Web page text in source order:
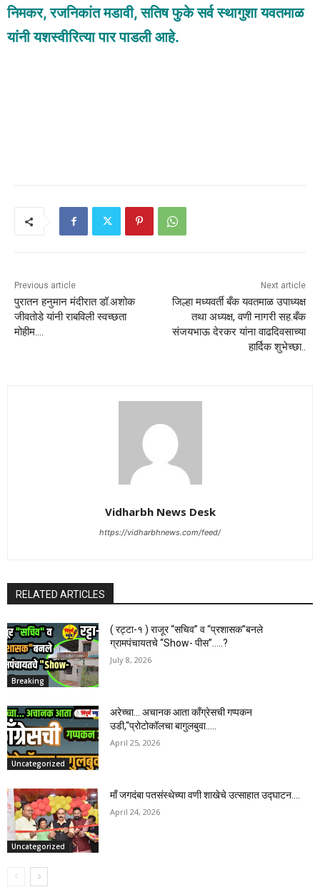
निमकर, रजनिकांत मडावी, सतिष फुके सर्व स्थागुशा यवतमाळ
यांनी यशस्वीरित्या पार पाडली आहे.
Previous article
पुरातन हनुमान मंदीरात डॉ.अशोक
जीवतोडे यांनी राबविली स्वच्छता
मोहीम….
Next article
जिल्हा मध्यवर्ती बँक यवतमाळ उपाध्यक्ष
तथा अध्यक्ष, वणी नागरी सह.बँक
संजयभाऊ देरकर यांना वाढदिवसाच्या
हार्दिक शुभेच्छा..
Vidharbh News Desk
https://vidharbhnews.com/feed/
RELATED ARTICLES
Breaking
( रट्टा-१ ) राजूर “सचिव” व “प्रशासक”बनले
ग्रामपंचायतचे “Show- पीस”…..?
July 8, 2026
Uncategorized
अरेच्चा… अचानक आता काँग्रेसची गप्पकन
उडी,“प्रोटोकॉलचा बागुलबुवा…..
April 25, 2026
Uncategorized
माँ जगदंबा पतसंस्थेच्या वणी शाखेचे उत्साहात उद्घाटन….
April 24, 2026